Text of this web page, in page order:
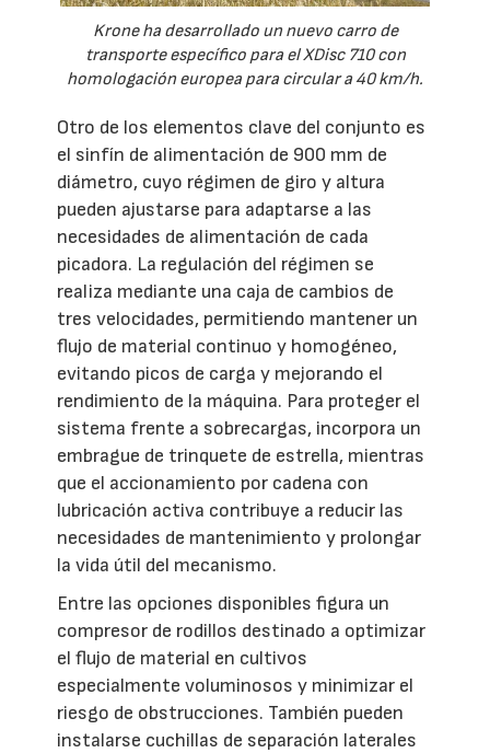
Krone ha desarrollado un nuevo carro de
transporte específico para el XDisc 710 con
homologación europea para circular a 40 km/h.
Otro de los elementos clave del conjunto es
el sinfín de alimentación de 900 mm de
diámetro, cuyo régimen de giro y altura
pueden ajustarse para adaptarse a las
necesidades de alimentación de cada
picadora. La regulación del régimen se
realiza mediante una caja de cambios de
tres velocidades, permitiendo mantener un
flujo de material continuo y homogéneo,
evitando picos de carga y mejorando el
rendimiento de la máquina. Para proteger el
sistema frente a sobrecargas, incorpora un
embrague de trinquete de estrella, mientras
que el accionamiento por cadena con
lubricación activa contribuye a reducir las
necesidades de mantenimiento y prolongar
la vida útil del mecanismo.
Entre las opciones disponibles figura un
compresor de rodillos destinado a optimizar
el flujo de material en cultivos
especialmente voluminosos y minimizar el
riesgo de obstrucciones. También pueden
instalarse cuchillas de separación laterales